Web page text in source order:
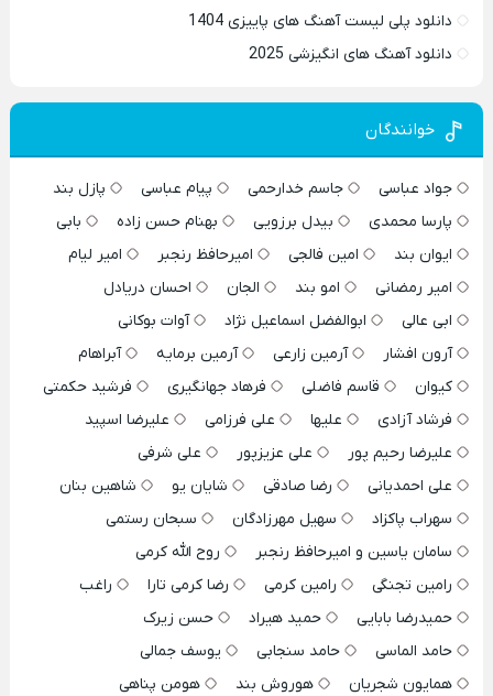
دانلود پلی لیست آهنگ های پاییزی 1404
دانلود آهنگ های انگیزشی 2025
خوانندگان
جواد عباسی جاسم خدارحمی پیام عباسی
پازل بند
پارسا محمدی
بیدل برزویی بهنام حسن زاده
بابی
ایوان بند
امین فالجی امیرحافظ رنجبر
امیر لیام
امیر رمضانی
امو بند الجان
احسان دریادل
ابی عالی
ابوالفضل اسماعیل نژاد
آوات بوکانی
آرون افشار
آرمین زارعی آرمین برمایه
آبراهام
کیوان
قاسم فاضلی فرهاد جهانگیری
فرشید حکمتی
فرشاد آزادی
علیها علی فرزامی
علیرضا اسپید
علیرضا رحیم پور
علی عزیزپور
علی شرفی
علی احمدیانی
رضا صادقی شایان یو
شاهین بنان
سهراب پاکزاد
سهیل مهرزادگان
سبحان رستمی
سامان یاسین و امیرحافظ رنجبر
روح الله کرمی
رامین تجنگی
رامین کرمی رضا کرمی تارا
راغب
حمیدرضا بابایی
حمید هیراد
حسن زیرک
حامد الماسی
حامد سنجابی
یوسف جمالی
همایون شجریان
هوروش بند
هومن پناهی